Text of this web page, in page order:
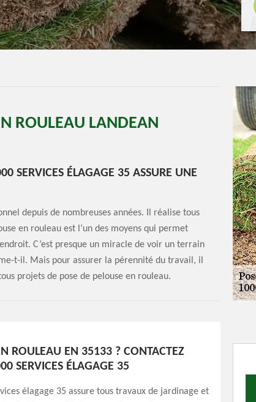
ROULEAU LANDEAN
SERVICES ÉLAGAGE 35 ASSURE UNE
depuis de nombreuses années. Il réalise tous
en rouleau est l’un des moyens qui permet
C’est presque un miracle de voir un terrain
t-il. Mais pour assurer la pérennité du travail, il
projets de pose de pelouse en rouleau.
ROULEAU EN 35133 ? CONTACTEZ
SERVICES ÉLAGAGE 35
élagage 35 assure tous travaux de jardinage et